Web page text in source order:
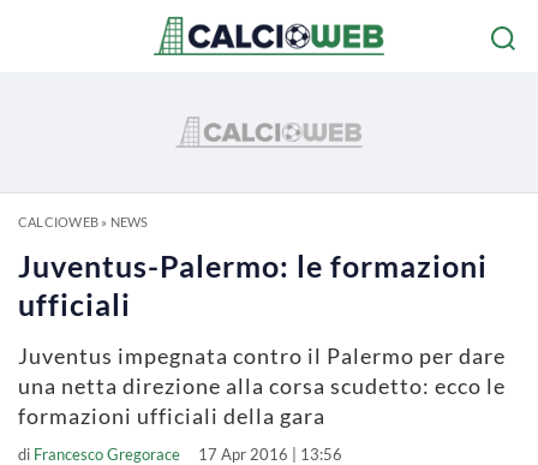
CALCIOWEB» NEWS
Juventus-Palermo: le formazioni
ufficiali
Juventus impegnata contro il Palermo per dare
una netta direzione alla corsa scudetto: ecco le
formazioni ufficiali della gara
di Francesco Gregorace 17 Apr 2016 | 13:56